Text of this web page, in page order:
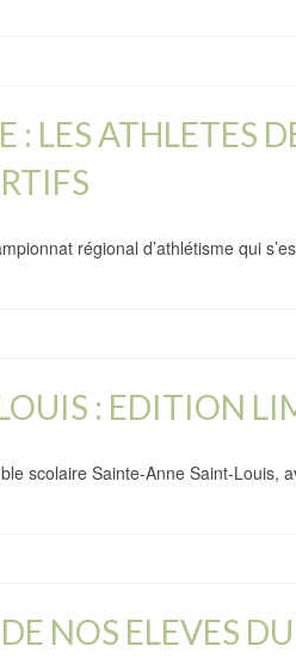
LES ATHLETES
régional d’athlétisme qui
: EDITION
scolaire Sainte-Anne Saint-Louis,
NOS ELEVES